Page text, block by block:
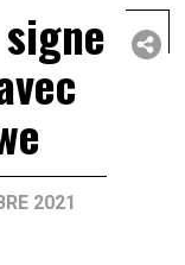
2021